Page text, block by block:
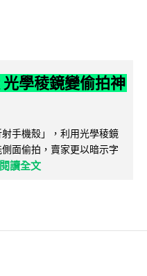
學稜鏡變偷拍神
手機殼」，利用光學稜鏡
面偷拍，賣家更以暗示字
閱讀全文